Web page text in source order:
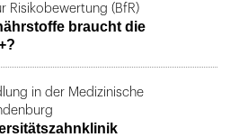
Risikobewertung (BfR)
braucht die
in der Medizinische